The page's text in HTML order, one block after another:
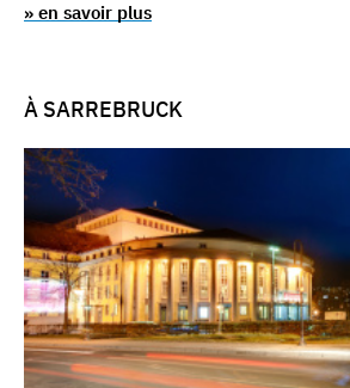
» en savoir plus
À SARREBRUCK